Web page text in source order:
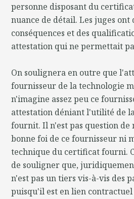
personne disposant du
nuance de détail. Les juges ont
conséquences et des
attestation qui ne permettait
On soulignera en outre que
fournisseur de la technologie
n'imagine assez peu ce
attestation déniant l'utilité de
fournit. Il n'est pas question de
bonne foi de ce fournisseur ni
technique du certificat fourni.
de souligner que,
n'est pas un tiers vis-à-vis des
puisqu'il est en lien contractuel